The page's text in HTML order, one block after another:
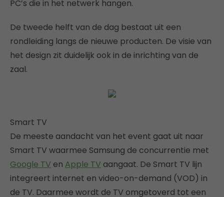
PC’s die in het netwerk hangen.
De tweede helft van de dag bestaat uit een
rondleiding langs de nieuwe producten. De visie van
het design zit duidelijk ook in de inrichting van de
zaal.
Smart TV
De meeste aandacht van het event gaat uit naar
Smart TV waarmee Samsung de concurrentie met
Google TV en Apple TV aangaat. De Smart TV lijn
integreert internet en video-on-demand (VOD) in
de TV. Daarmee wordt de TV omgetoverd tot een